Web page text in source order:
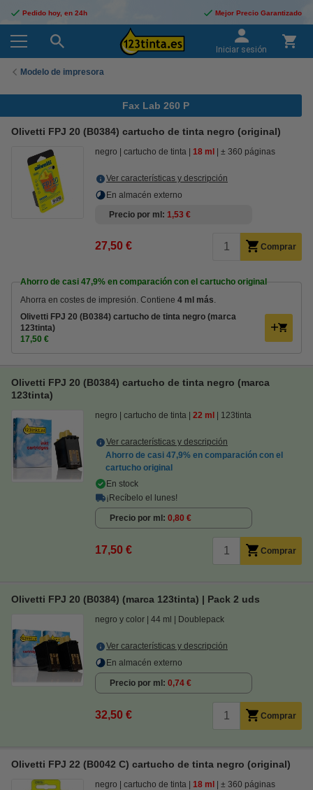
Pedido hoy, en 24h Mejor Precio Garantizado
Iniciar sesión
Modelo de impresora
Fax Lab 260 P
Olivetti FPJ 20 (B0384) cartucho de tinta negro (original)
negro cartucho de tinta 18 ml ± 360 páginas
Ver características y descripción
En almacén externo
Precio por ml
1,53 €
27,50 € Comprar
Ahorro de casi 47,9% en comparación con el cartucho original
Ahorra en costes de impresión. Contiene 4 ml más.
Olivetti FPJ 20 (B0384) cartucho de tinta negro (marca
123tinta)
17,50 €
Olivetti FPJ 20 (B0384) cartucho de tinta negro (marca
123tinta)
negro cartucho de tinta 22 ml 123tinta
Ver características y descripción
Ahorro de casi 47,9% en comparación con el
cartucho original
En stock
¡Recíbelo el lunes!
Precio por ml 0,80 €
17,50 € Comprar
Olivetti FPJ 20 (B0384) (marca 123tinta) | Pack 2 uds
negro y color 44 ml Doublepack
Ver características y descripción
En almacén externo
Precio por ml 0,74 €
32,50 € Comprar
Olivetti FPJ 22 (B0042 C) cartucho de tinta negro (original)
negro cartucho de tinta 18 ml ± 360 páginas